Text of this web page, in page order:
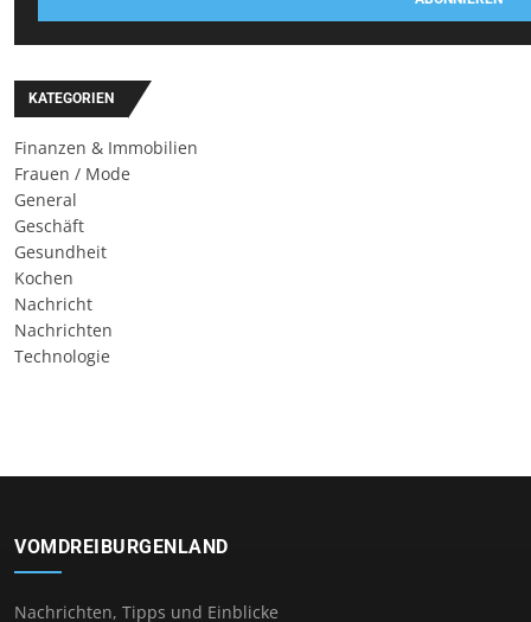
KATEGORIEN
Finanzen & Immobilien
Frauen / Mode
General
Geschäft
Gesundheit
Kochen
Nachricht
Nachrichten
Technologie
VOMDREIBURGENLAND
Nachrichten, Tipps und Einblicke